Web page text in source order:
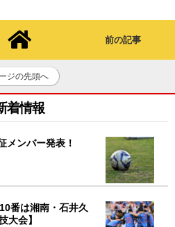
前の記事
ジの先頭へ
着情報
メンバー発表！
番は湘南・石井久
大会】